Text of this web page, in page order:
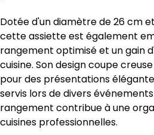
Dotée d'un diamètre de 26 cm
cette assiette est également
rangement optimisé et un gain
cuisine. Son design coupe
pour des présentations
servis lors de divers
rangement contribue à une
cuisines professionnelles.